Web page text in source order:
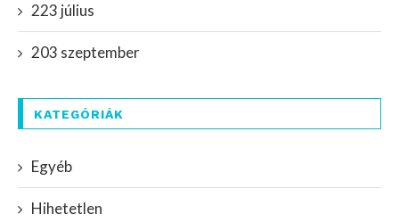
223 július
203 szeptember
KATEGÓRIÁK
Egyéb
Hihetetlen